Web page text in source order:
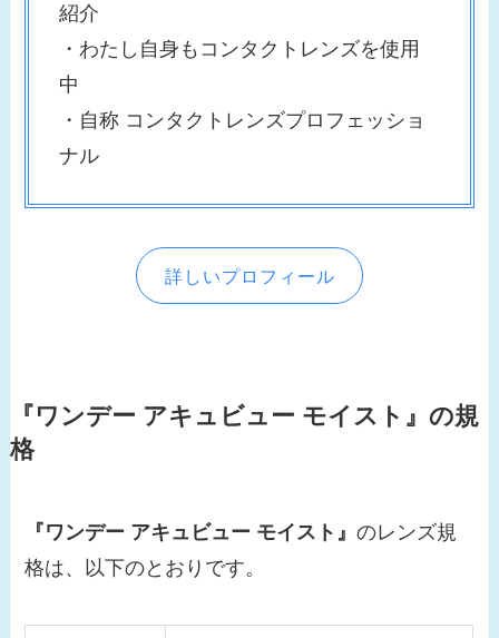
紹介
・わたし自身もコンタクトレンズを使用
中
・自称 コンタクトレンズプロフェッショ
ナル
詳しいプロフィール
『ワンデー アキュビュー モイスト』 の規
格
『ワンデー アキュビュー モイスト』のレンズ規
格は、以下のとおりです。